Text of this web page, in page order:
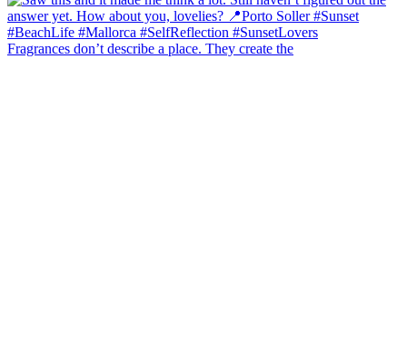
Fragrances don’t describe a place. They create the